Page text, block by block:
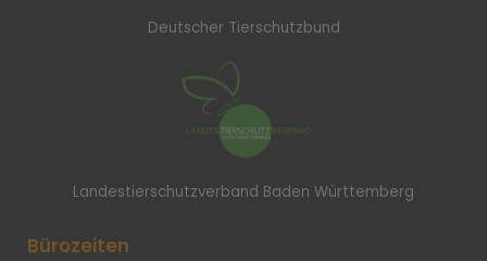
Deutscher Tierschutzbund
Landestierschutzverband Baden Württemberg
Bürozeiten